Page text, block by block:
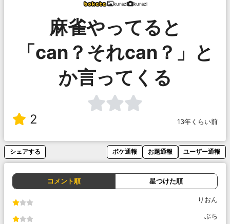
kurazi kurazi
麻雀やってると
「can？それcan？」と
か言ってくる
2 13年くらい前
シェアする ボケ通報 お題通報 ユーザー通報
コメント順 星つけた順
りおん
ぶち